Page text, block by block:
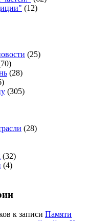
(12)
(25)
(28)
(305)
(28)
(32)
(4)
к записи Памяти